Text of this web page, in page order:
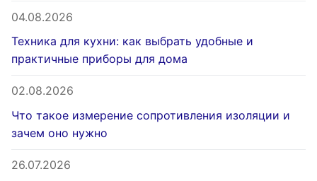
04.08.2026
Техника для кухни: как выбрать удобные и
практичные приборы для дома
02.08.2026
Что такое измерение сопротивления изоляции и
зачем оно нужно
26.07.2026